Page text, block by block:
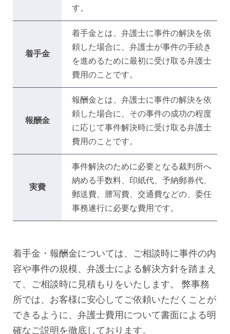
す。
着手金
着手金とは、弁護士に事件の解決を依
頼した場合に、弁護士が事件の手続き
を進めるために最初に受け取る弁護士
費用のことです。
報酬金
報酬金とは、弁護士に事件の解決を依
頼した場合に、その事件の成功の程度
に応じて事件解決時に受け取る弁護士
費用のことです。
実費
事件解決のために必要となる裁判所へ
納める手数料、印紙代、予納郵券代、
郵送費、謄写費、交通費などの、委任
事務遂行に必要な費用です。
着手金・報酬金については、ご相談時に事件の内
容や事件の規模、弁護士による解決方針を踏まえ
て、ご相談時に見積もりをいたします。 弊事務
所では、お客様に安心してご依頼いただくことが
できるように、弁護士費用について書面による明
確なご説明を徹底しております。